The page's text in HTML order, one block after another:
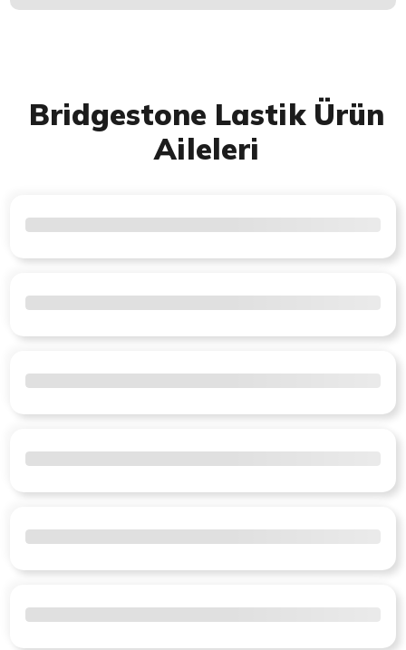
Bridgestone Lastik Ürün
Aileleri